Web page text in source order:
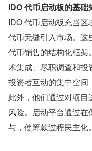
IDO 代币启动板的基础
IDO 代币启动板充当
代币无缝引入市场。
代币销售的结构化框
术集成、尽职调查和
投资者互动的集中空间
此外，他们通过对项
风险。启动平台通过
与，使筹款过程民主化